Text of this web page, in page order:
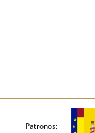
Patronos: